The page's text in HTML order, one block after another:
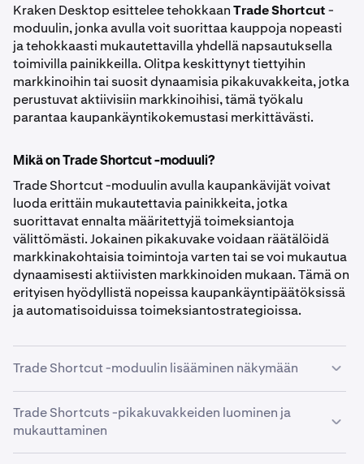
Kraken Desktop esittelee tehokkaanTrade Shortcut-
moduulin, jonka avulla voit suorittaa kauppoja nopeasti
ja tehokkaasti mukautettavilla yhdellä napsautuksella
toimivilla painikkeilla. Olitpa keskittynyt tiettyihin
markkinoihin tai suosit dynaamisia pikakuvakkeita, jotka
perustuvat aktiivisiin markkinoihisi, tämä työkalu
parantaa kaupankäyntikokemustasi merkittävästi.
Mikä on Trade Shortcut -moduuli?
Trade Shortcut -moduulin avulla kaupankävijät voivat
luoda erittäin mukautettavia painikkeita, jotka
suorittavat ennalta määritettyjä toimeksiantoja
välittömästi. Jokainen pikakuvake voidaan räätälöidä
markkinakohtaisia toimintoja varten tai se voi mukautua
dynaamisesti aktiivisten markkinoiden mukaan. Tämä on
erityisen hyödyllistä nopeissa kaupankäyntipäätöksissä
ja automatisoiduissa toimeksiantostrategioissa.
Trade Shortcut -moduulin lisääminen näkymään
Trade Shortcuts -pikakuvakkeiden luominen ja
mukauttaminen